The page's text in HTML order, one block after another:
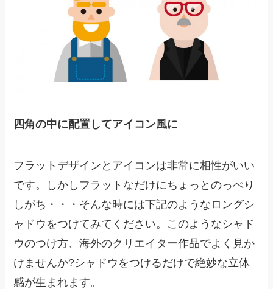
四角の中に配置してアイコン風に
フラットデザインとアイコンは非常に相性がいい
です。しかしフラットなだけにちょっとのっぺり
しがち・・・そんな時には下記のようなロングシ
ャドウをつけてみてください。このようなシャド
ウのつけ方、海外のクリエイター作品でよく見か
けませんか?シャドウをつけるだけで絶妙な立体
感が生まれます。